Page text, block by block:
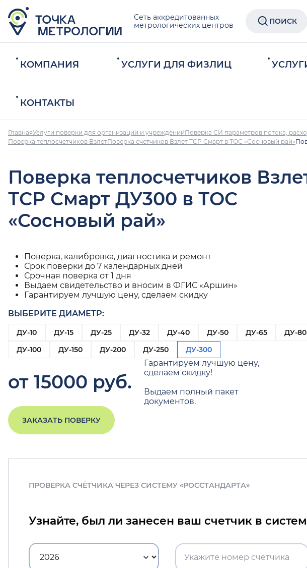
Сеть аккредитованных
метрологических центров
ПОИСК
КОМПАНИЯ УСЛУГИ ДЛЯ ФИЗЛИЦ
КОНТАКТЫ
ГлавнаяУслуги поверки для организаций и учрежденийПоверка СИ параметров потока,
Поверка теплосчетчиков ВзлетПоверка счетчиков Взлет ТСР Смарт в ТОС «Сосновый рай»
Поверка теплосчетчиков
ТСР Смарт ДУ300 в ТОС
«Сосновый рай»
Поверка, калибровка, диагностика и ремонт
Срок поверки до 7 календарных дней
Срочная поверка от 1 дня
Выдаем свидетельство и вносим в ФГИС «Аршин»
Гарантируем лучшую цену, сделаем скидку
ВЫБЕРИТЕ ДИАМЕТР:
ДУ-10 ДУ-15 ДУ-25 ДУ-32 ДУ-40 ДУ-50 ДУ-65
ДУ-80
ДУ-100
ДУ-150 ДУ-200 ДУ-250 ДУ-300
от 15000 руб.
Гарантируем лучшую цену,
сделаем скидку!
Выдаем полный пакет
документов.
ЗАКАЗАТЬ ПОВЕРКУ
ПРОВЕРКА СЧЁТЧИКА ЧЕРЕЗ СИСТЕМУ «РОССТАНДАРТА»
Узнайте, был ли занесен ваш счетчик в